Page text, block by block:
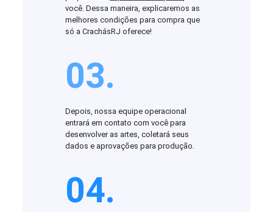
você. Dessa maneira, explicaremos as
melhores condições para compra que
só a CrachásRJ oferece!
03.
Depois, nossa equipe operacional
entrará em contato com você para
desenvolver as artes, coletará seus
dados e aprovações para produção.
04.